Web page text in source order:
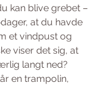
kan blive grebet –
at du havde
et vindpust og
viser det sig, at
langt ned?
en trampolin,